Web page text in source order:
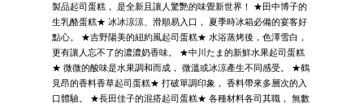
製品起司蛋糕， 是全新且讓人驚艷的味覺新世界！ ★田中博子的
生乳酪蛋糕★ 冰冰涼涼、滑順易入口， 夏季時冰箱必備的宴客好
點心。 ★吉野陽美的紐約風起司蛋糕★ 水浴蒸烤後，色澤雪白，
更有讓人忘不了的濃濃奶香味。 ★中川たま的新鮮水果起司蛋糕
★ 微微的酸味是水果調和而成， 微溫或冰涼產生不同感受。 ★鶴
見昂的香料香草起司蛋糕★ 打破單調印象， 香料帶來多層次的入
口體驗。 ★長田佳子的混搭起司蛋糕★ 各種材料各司其職， 無數